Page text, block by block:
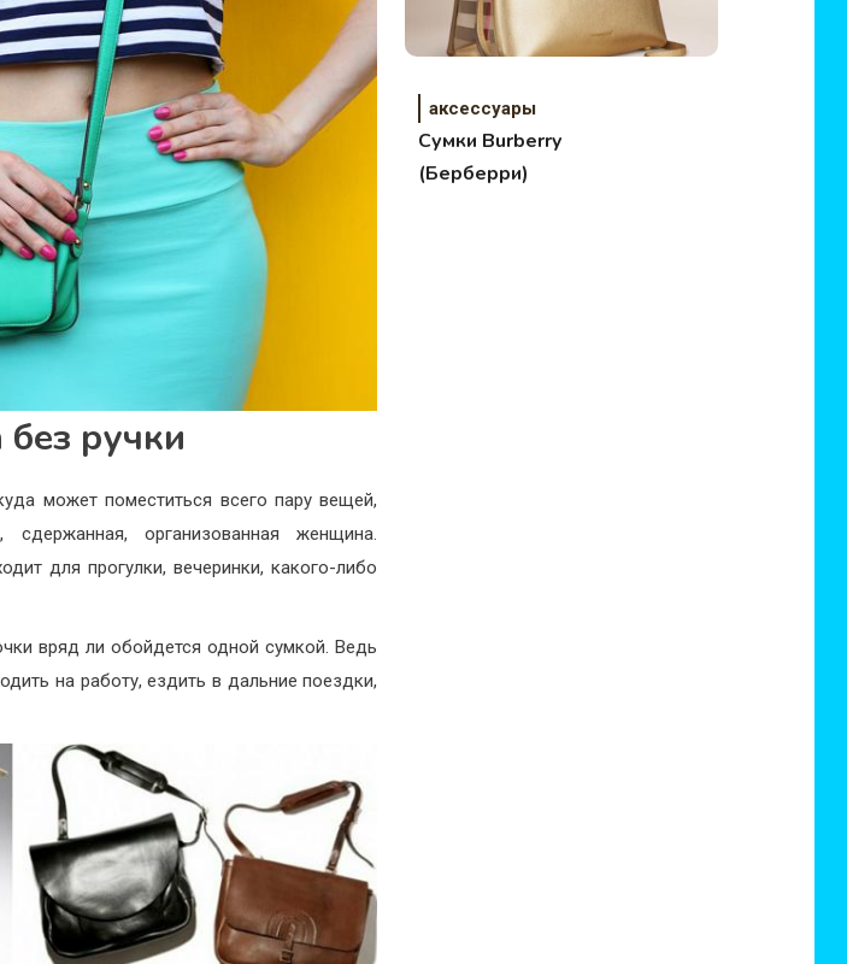
ручки
может поместиться всего пару вещей,
сдержанная, организованная женщина.
для прогулки, вечеринки, какого-либо
вряд ли обойдется одной сумкой. Ведь
на работу, ездить в дальние поездки,
аксессуары
Сумки Burberry
(Берберри)